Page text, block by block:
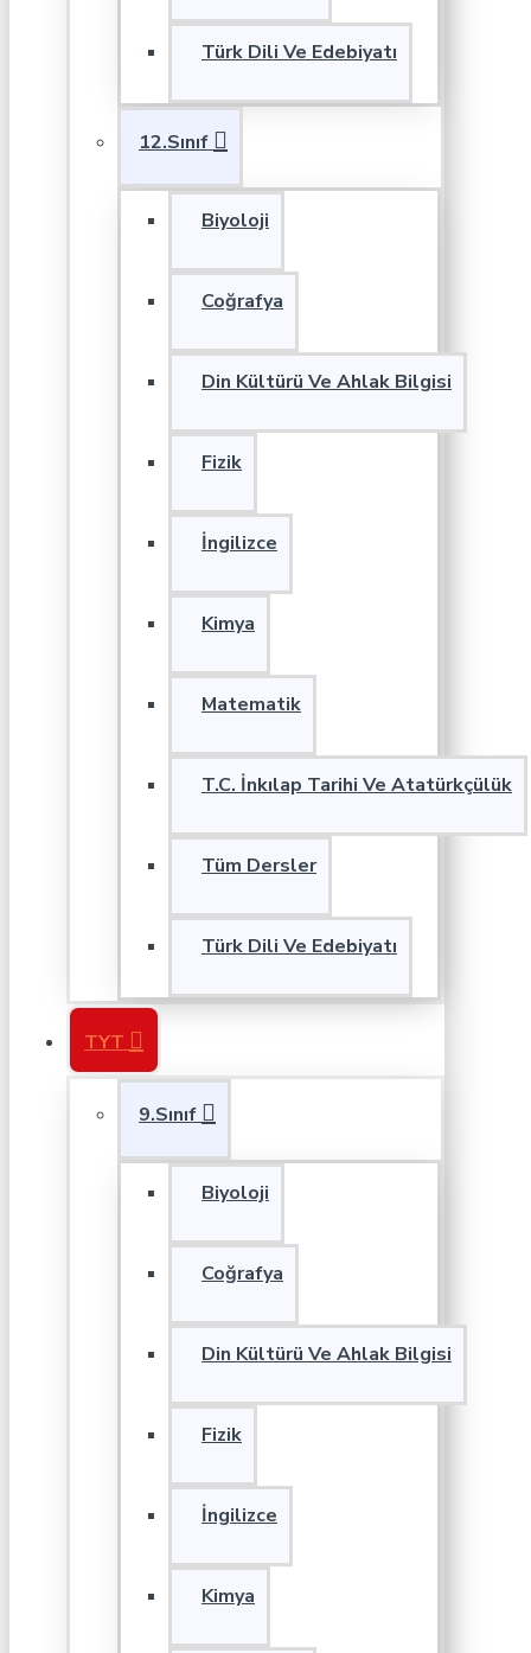
Türk Dili Ve Edebiyatı
12.Sınıf
Biyoloji
Coğrafya
Din Kültürü Ve Ahlak Bilgisi
Fizik
İngilizce
Kimya
Matematik
T.C. İnkılap Tarihi Ve Atatürkçülük
Tüm Dersler
Türk Dili Ve Edebiyatı
TYT
9.Sınıf
Biyoloji
Coğrafya
Din Kültürü Ve Ahlak Bilgisi
Fizik
İngilizce
Kimya